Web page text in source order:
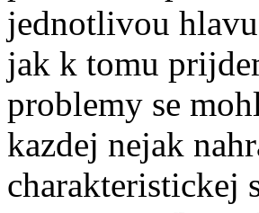
jednotlivou
jak k tomu
problemy se
kazdej nejak
charakteristickej